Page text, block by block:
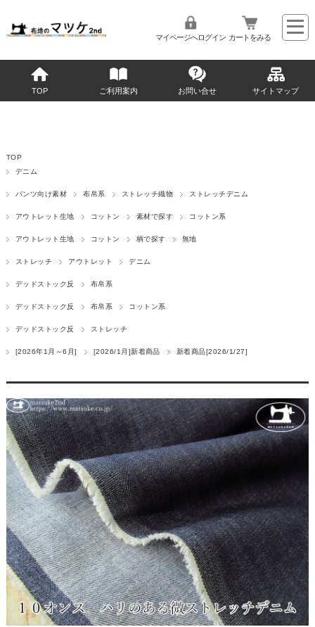
マイページへログイン カートをみる
TOP ご利用案内 お問い合せ サイトマップ
TOP
デニム
パンツ向け素材 布帛系 ストレッチ織物 ストレッチデニム
アウトレット生地 コットン 素材で探す コットン系
アウトレット生地 コットン 柄で探す 無地
ストレッチ アウトレット デニム
デッドストック反 布帛系
デッドストック反 布帛系 コットン系
デッドストック反 ストレッチ
[2026年1月～6月] [2026/1月]新着商品 新着商品[2026/1/27]